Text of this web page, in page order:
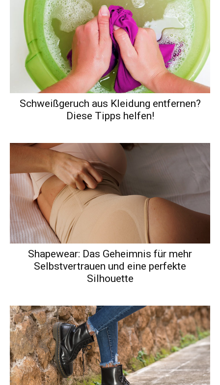
Schweißgeruch aus Kleidung entfernen?
Diese Tipps helfen!
Shapewear: Das Geheimnis für mehr
Selbstvertrauen und eine perfekte
Silhouette